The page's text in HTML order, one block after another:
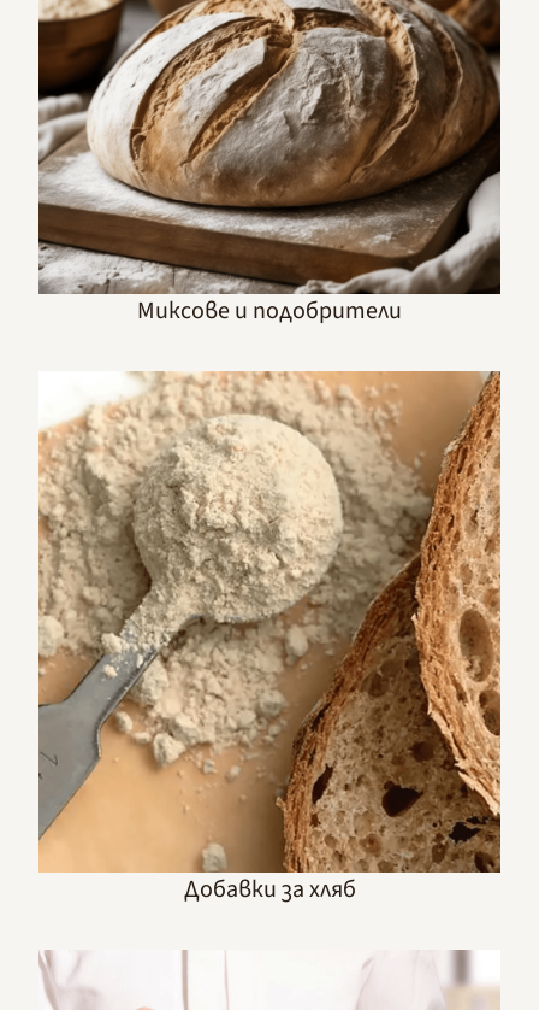
Миксове и подобрители
Добавки за хляб